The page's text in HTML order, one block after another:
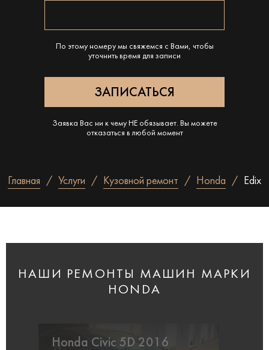
По этому номеру мы свяжемся с Вами, чтобы
уточнить время для записи
Заявка Вас ни к чему НЕ обязывает. Вы можете
отказаться в любой момент
Главная Услуги Кузовной ремонт Honda Edix
НАШИ РЕМОНТЫ МАШИН МАРКИ
HONDA
Honda Civic 5D 2016